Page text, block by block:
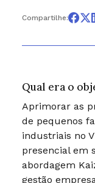
Compartilhe:
Qual era o
Aprimorar as
de pequenos
industriais no
presencial em
abordagem
gestão